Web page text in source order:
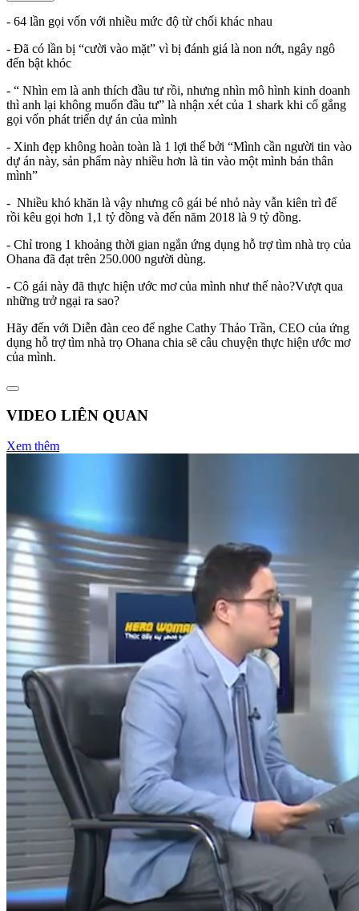
- 64 lần gọi vốn với nhiều mức độ từ chối khác nhau
- Đã có lần bị “cười vào mặt” vì bị đánh giá là non nớt, ngây ngô
đến bật khóc
- “ Nhìn em là anh thích đầu tư rồi, nhưng nhìn mô hình kinh doanh
thì anh lại không muốn đầu tư” là nhận xét của 1 shark khi cố gắng
gọi vốn phát triển dự án của mình
- Xinh đẹp không hoàn toàn là 1 lợi thế bởi “Mình cần người tin vào
dự án này, sản phẩm này nhiều hơn là tin vào một mình bản thân
mình”
- Nhiều khó khăn là vậy nhưng cô gái bé nhỏ này vẫn kiên trì để
rồi kêu gọi hơn 1,1 tỷ đồng và đến năm 2018 là 9 tỷ đồng.
- Chỉ trong 1 khoảng thời gian ngắn ứng dụng hỗ trợ tìm nhà trọ của
Ohana đã đạt trên 250.000 người dùng.
- Cô gái này đã thực hiện ước mơ của mình như thế nào?Vượt qua
những trở ngại ra sao?
Hãy đến với Diễn đàn ceo để nghe Cathy Thảo Trần, CEO của ứng
dụng hỗ trợ tìm nhà trọ Ohana chia sẽ câu chuyện thực hiện ước mơ
của mình.
VIDEO LIÊN QUAN
Xem thêm